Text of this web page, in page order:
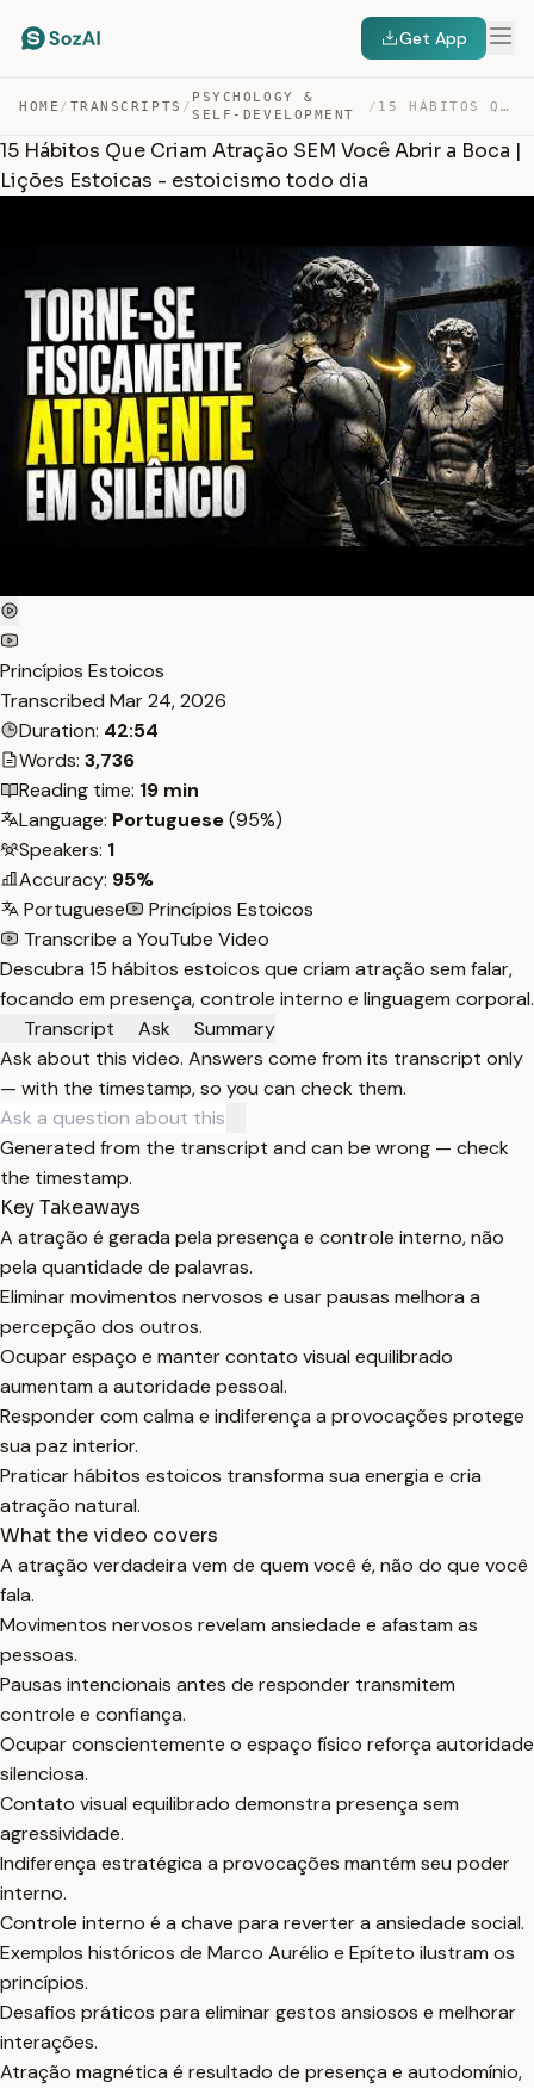
Get App
HOME / TRANSCRIPTS /
PSYCHOLOGY &
SELF-DEVELOPMENT
/ 15 HÁBITOS QUE CRIAM ATRAÇÃO SEM VOCÊ ABRIR A BOCA | LI… — TRANSCRIPT
15 Hábitos Que Criam Atração SEM Você Abrir a Boca |
Lições Estoicas - estoicismo todo dia
Princípios Estoicos
Transcribed Mar 24, 2026
Duration: 42:54
Words: 3,736
Reading time: 19 min
Language: Portuguese(95%)
Speakers: 1
Accuracy: 95%
Portuguese
Princípios Estoicos
Transcribe a YouTube Video
Descubra 15 hábitos estoicos que criam atração sem falar,
focando em presença, controle interno e linguagem corporal.
Transcript
Ask
Summary
Ask about this video. Answers come from its transcript only
— with the timestamp, so you can check them.
Generated from the transcript and can be wrong — check
the timestamp.
Key Takeaways
A atração é gerada pela presença e controle interno, não
pela quantidade de palavras.
Eliminar movimentos nervosos e usar pausas melhora a
percepção dos outros.
Ocupar espaço e manter contato visual equilibrado
aumentam a autoridade pessoal.
Responder com calma e indiferença a provocações protege
sua paz interior.
Praticar hábitos estoicos transforma sua energia e cria
atração natural.
What the video covers
A atração verdadeira vem de quem você é, não do que você
fala.
Movimentos nervosos revelam ansiedade e afastam as
pessoas.
Pausas intencionais antes de responder transmitem
controle e confiança.
Ocupar conscientemente o espaço físico reforça autoridade
silenciosa.
Contato visual equilibrado demonstra presença sem
agressividade.
Indiferença estratégica a provocações mantém seu poder
interno.
Controle interno é a chave para reverter a ansiedade social.
Exemplos históricos de Marco Aurélio e Epíteto ilustram os
princípios.
Desafios práticos para eliminar gestos ansiosos e melhorar
interações.
Atração magnética é resultado de presença e autodomínio,